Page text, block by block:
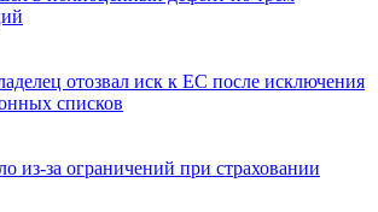
отозвал иск к ЕС после исключения
списков
из-за ограничений при страховании